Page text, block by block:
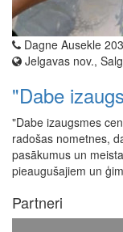
Dagne Ausekle
Jelgavas nov.,
"Dabe
"Dabe izaugsmes
radošas nometnes,
pasākumus un
pieaugušajiem un
Partneri